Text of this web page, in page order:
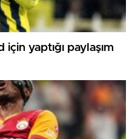
için yaptığı paylaşım